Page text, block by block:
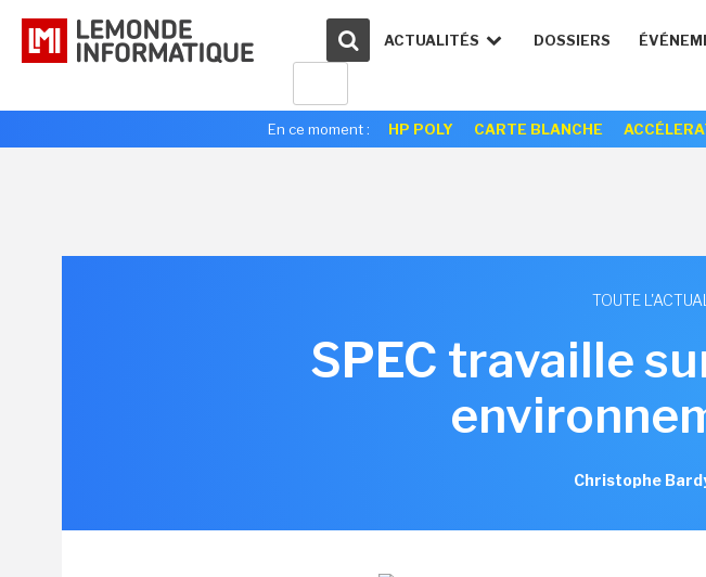
ACTUALITÉS DOSSIERS
En ce moment : HP POLY CARTE BLANCHE
TOUTE
SPEC travaille
Christophe